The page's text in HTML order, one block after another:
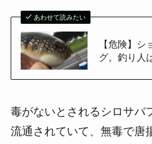
あわせて読みたい
【危険】シ
グ。釣り人
毒がないとされるシロサバ
流通されていて、無毒で唐